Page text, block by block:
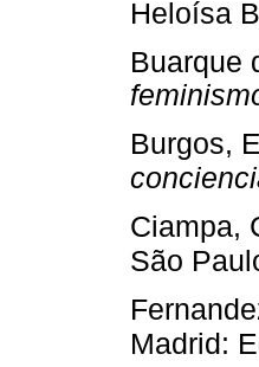
Heloísa
Buarque
Burgos,
Ciampa,
São
Madrid: